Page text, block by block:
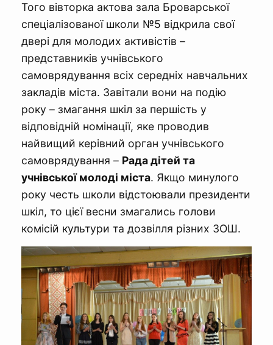
Того вівторка актова зала Броварської
спеціалізованої школи №5 відкрила свої
двері для молодих активістів –
представників учнівського
самоврядування всіх середніх навчальних
закладів міста. Завітали вони на подію
року – змагання шкіл за першість у
відповідній номінації, яке проводив
найвищий керівний орган учнівського
самоврядування – Рада дітей та
учнівської молоді міста. Якщо минулого
року честь школи відстоювали президенти
шкіл, то цієї весни змагались голови
комісій культури та дозвілля різних ЗОШ.